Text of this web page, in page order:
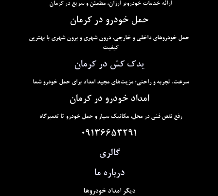
ارائه خدمات خودروبر ارزان، مطمئن و سریع در کرمان
حمل خودرو در کرمان
حمل خودروهای داخلی و خارجی، درون شهری و برون شهری با بهترین
کیفیت
یدک کش در کرمان
سرعت، تجربه و راحتی؛ مزیت‌های مجید امداد برای حمل خودرو شما
امداد خودرو در کرمان
رفع نقص فنی در محل، مکانیک سیار و حمل خودرو تا تعمیرگاه
09136653291
گالری
درباره ما
دیگر امداد خودروها